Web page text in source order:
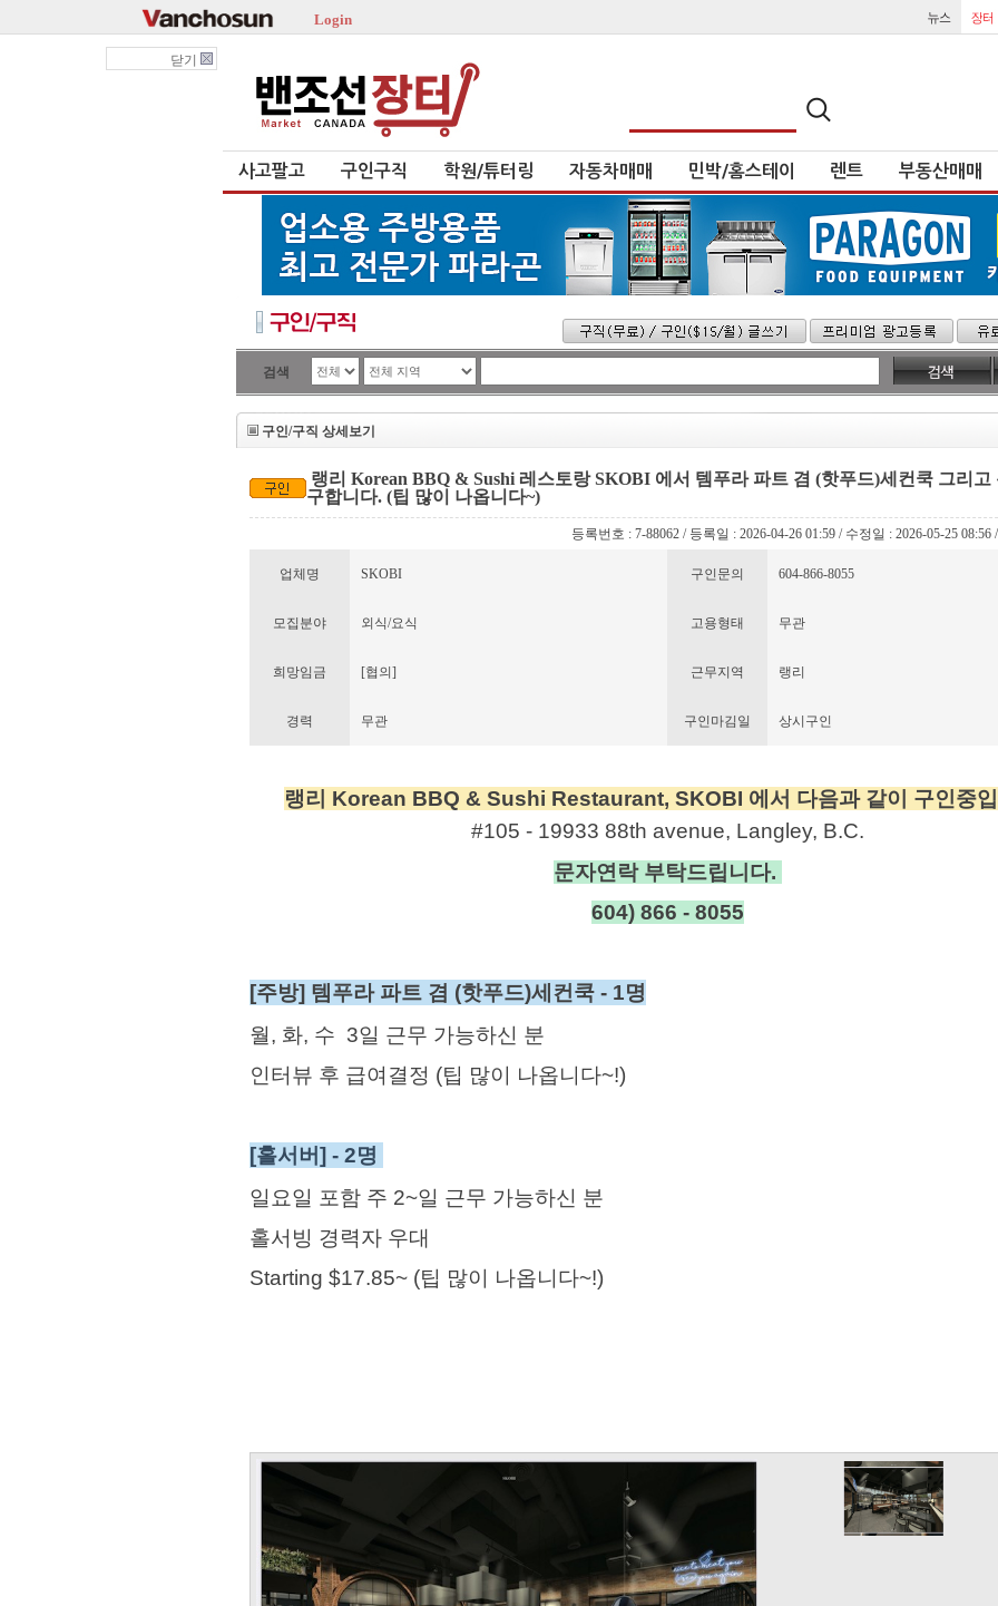
Login
닫기
사고팔고 구인구직 학원/튜터링 자동차매매 민박/홈스테이 렌트 부동산매매
검색
구인/구직 상세보기
랭리 Korean BBQ & Sushi 레스토랑 SKOBI 에서 템푸라 파트 겸 (핫푸드)세컨쿡 그리고
구합니다. (팁 많이 나옵니다~)
등록번호 : 7-88062 / 등록일 : 2026-04-26 01:59 / 수정일 : 2026-05-25 08:56
업체명 SKOBI 구인문의 604-866-8055
모집분야 외식/요식 고용형태 무관
희망임금 [협의] 근무지역 랭리
경력 무관 구인마김일 상시구인
랭리 Korean BBQ & Sushi Restaurant, SKOBI 에서 다음과 같이 구인중
#105 - 19933 88th avenue, Langley, B.C.
문자연락 부탁드립니다.
604) 866 - 8055
[주방] 템푸라 파트 겸 (핫푸드)세컨쿡 - 1명
월, 화, 수 3일 근무 가능하신 분
인터뷰 후 급여결정 (팁 많이 나옵니다~!)
[홀서버] - 2명
일요일 포함 주 2~일 근무 가능하신 분
홀서빙 경력자 우대
Starting $17.85~ (팁 많이 나옵니다~!)